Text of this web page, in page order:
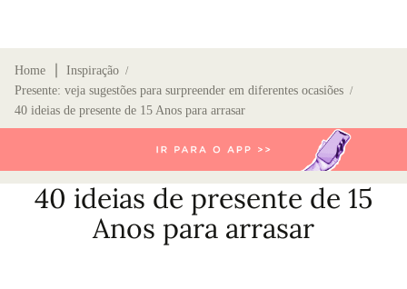
Home Inspiração /
Presente: veja sugestões para surpreender em diferentes ocasiões /
40 ideias de presente de 15 Anos para arrasar
40 ideias de presente de 15
Anos para arrasar